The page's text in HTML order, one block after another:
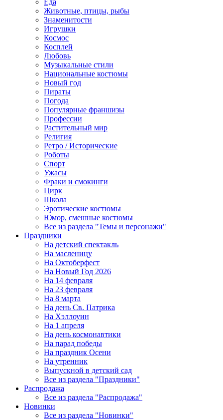
Еда
Животные, птицы, рыбы
Знаменитости
Игрушки
Космос
Косплей
Любовь
Музыкальные стили
Национальные костюмы
Новый год
Пираты
Погода
Популярные франшизы
Профессии
Растительный мир
Религия
Ретро / Исторические
Роботы
Спорт
Ужасы
Фраки и смокинги
Цирк
Школа
Эротические костюмы
Юмор, смешные костюмы
Все из раздела "Темы и персонажи"
Праздники
На детский спектакль
На масленицу
На Октоберфест
На Новый Год 2026
На 14 февраля
На 23 февраля
На 8 марта
На день Св. Патрика
На Хэллоуин
На 1 апреля
На день космонавтики
На парад победы
На праздник Осени
На утренник
Выпускной в детский сад
Все из раздела "Праздники"
Распродажа
Все из раздела "Распродажа"
Новинки
Все из раздела "Новинки"